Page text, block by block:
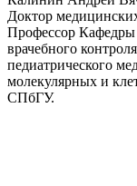
Доктор
Профессор Кафедры
врачебного
педиатрического
молекулярных и
СПбГУ.